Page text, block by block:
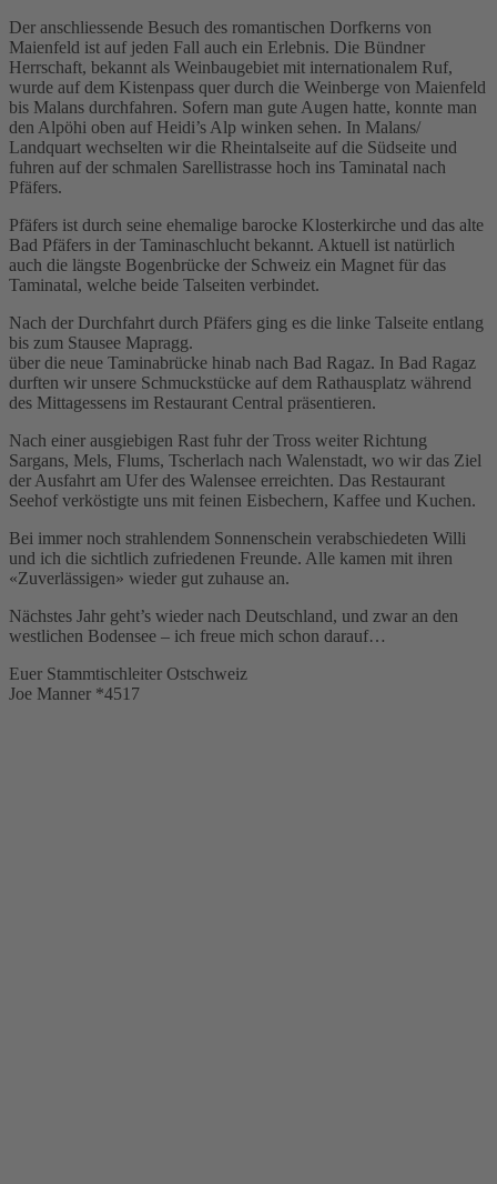
Der anschliessende Besuch des romantischen Dorfkerns von
Maienfeld ist auf jeden Fall auch ein Erlebnis. Die Bündner
Herrschaft, bekannt als Weinbaugebiet mit internationalem Ruf,
wurde auf dem Kistenpass quer durch die Weinberge von Maienfeld
bis Malans durchfahren. Sofern man gute Augen hatte, konnte man
den Alpöhi oben auf Heidi’s Alp winken sehen. In Malans/
Landquart wechselten wir die Rheintalseite auf die Südseite und
fuhren auf der schmalen Sarellistrasse hoch ins Taminatal nach
Pfäfers.
Pfäfers ist durch seine ehemalige barocke Klosterkirche und das alte
Bad Pfäfers in der Taminaschlucht bekannt. Aktuell ist natürlich
auch die längste Bogenbrücke der Schweiz ein Magnet für das
Taminatal, welche beide Talseiten verbindet.
Nach der Durchfahrt durch Pfäfers ging es die linke Talseite entlang
bis zum Stausee Mapragg.
über die neue Taminabrücke hinab nach Bad Ragaz. In Bad Ragaz
durften wir unsere Schmuckstücke auf dem Rathausplatz während
des Mittagessens im Restaurant Central präsentieren.
Nach einer ausgiebigen Rast fuhr der Tross weiter Richtung
Sargans, Mels, Flums, Tscherlach nach Walenstadt, wo wir das Ziel
der Ausfahrt am Ufer des Walensee erreichten. Das Restaurant
Seehof verköstigte uns mit feinen Eisbechern, Kaffee und Kuchen.
Bei immer noch strahlendem Sonnenschein verabschiedeten Willi
und ich die sichtlich zufriedenen Freunde. Alle kamen mit ihren
«Zuverlässigen» wieder gut zuhause an.
Nächstes Jahr geht’s wieder nach Deutschland, und zwar an den
westlichen Bodensee – ich freue mich schon darauf…
Euer Stammtischleiter Ostschweiz
Joe Manner *4517